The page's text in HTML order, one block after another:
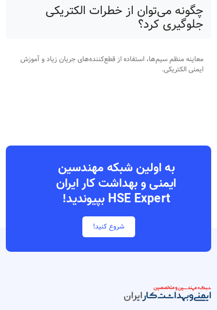
چگونه می‌توان از خطرات الکتریکی
جلوگیری کرد؟
معاینه منظم سیم‌ها، استفاده از قطع‌کننده‌های جریان زیاد و آموزش
ایمنی الکتریکی.
به اولین شبکه مهندسین
ایمنی و بهداشت کار ایران
HSE Expert بپیوندید!
شروع کنید!